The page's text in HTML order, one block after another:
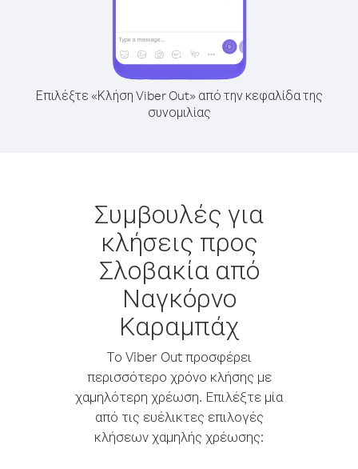
Επιλέξτε «Κλήση Viber Out» από την κεφαλίδα της
συνομιλίας
Συμβουλές για
κλήσεις προς
Σλοβακία από
Ναγκόρνο
Καραμπάχ
Το Viber Out προσφέρει
περισσότερο χρόνο κλήσης με
χαμηλότερη χρέωση. Επιλέξτε μία
από τις ευέλικτες επιλογές
κλήσεων χαμηλής χρέωσης: